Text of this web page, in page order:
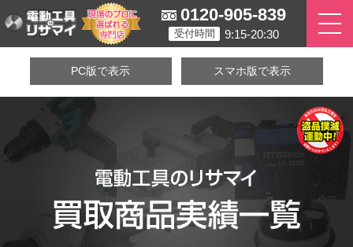
0120-905-839
受付時間 9:15-20:30
PC版で表示 スマホ版で表示